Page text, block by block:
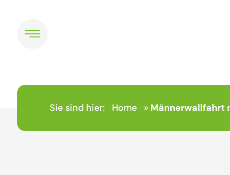
Sie sind hier: Home » Männerwallfahrt